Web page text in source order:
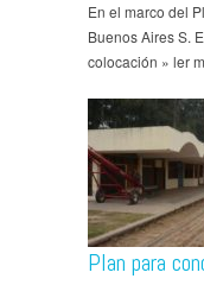
En el marco del
Buenos Aires S.
colocación » ler
Plan para